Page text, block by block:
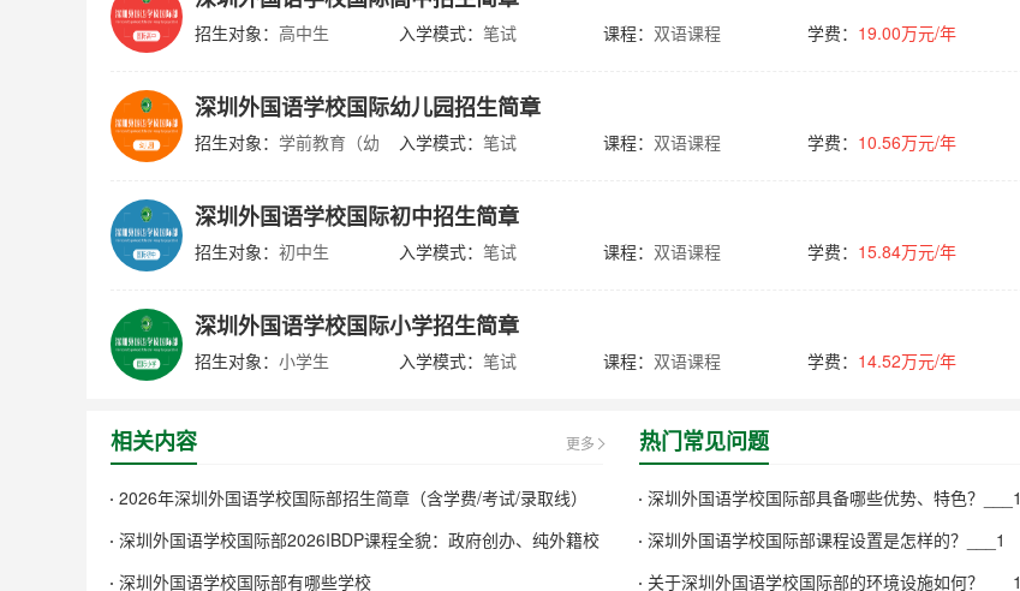
招生对象： 高中生 入学模式： 笔试 课程： 双语课程 学费： 19.00万元/年
深圳外国语学校国际幼儿园招生简章
招生对象： 学前教育（幼
入学模式： 笔试 课程： 双语课程 学费： 10.56万元/年
深圳外国语学校国际初中招生简章
招生对象： 初中生 入学模式： 笔试 课程： 双语课程 学费： 15.84万元/年
深圳外国语学校国际小学招生简章
招生对象： 小学生 入学模式： 笔试 课程： 双语课程 学费： 14.52万元/年
相关内容 更多
2026年深圳外国语学校国际部招生简章（含学费/考试/录取线）
深圳外国语学校国际部2026IBDP课程全貌：政府创办、纯外籍校
与高门槛入学
深圳外国语学校国际部有哪些学校
热门常见问题
深圳外国语学校国际部具备哪些优势、特色？___1
深圳外国语学校国际部课程设置是怎样的？___1
关于深圳外国语学校国际部的环境设施如何？___1